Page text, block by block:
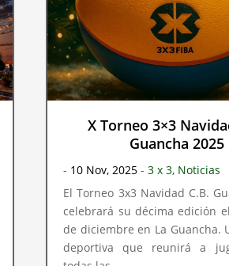
X Torneo 3×3
Guancha 2025
- 10 Nov, 2025 - 3 x 3, Noticias
El Torneo 3x3 Navidad C.B.
celebrará su décima edición
de diciembre en La Guancha.
deportiva que reunirá a